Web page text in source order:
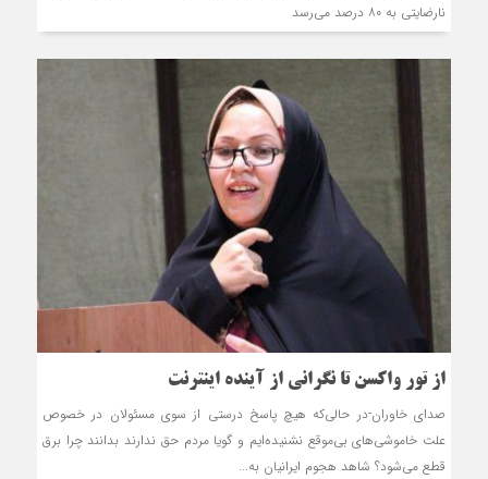
نارضایتی به ۸۰ درصد می‌رسد
از تور واکسن تا نگرانی از آینده اینترنت
صدای خاوران-در حالی‌که هیچ پاسخ درستی از سوی مسئولان در خصوص
علت خاموشی‌های بی‌موقع نشنیده‌ایم و گویا مردم حق ندارند بدانند چرا برق
قطع می‌شود؟ شاهد هجوم ایرانیان به...